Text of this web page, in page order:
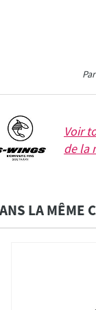
Voir
de la
LA MÊME